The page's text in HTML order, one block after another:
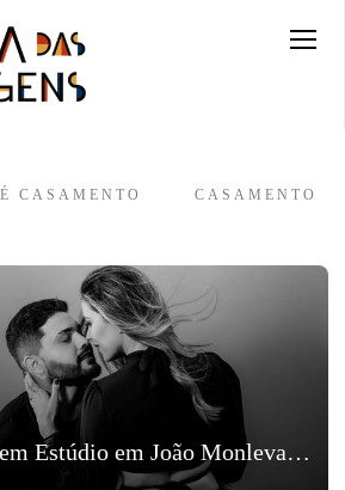
CASAMENTO CASAMENTO
Ensaio de Casal em Estúdio em João Monlevade, Minas Gerais - Isabella e Lucas